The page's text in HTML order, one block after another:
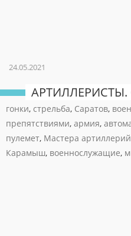
24.05.2021
гонки, стрельба, Саратов,
препятствиями, армия,
пулемет, Мастера
Карамыш, военнослужащие,